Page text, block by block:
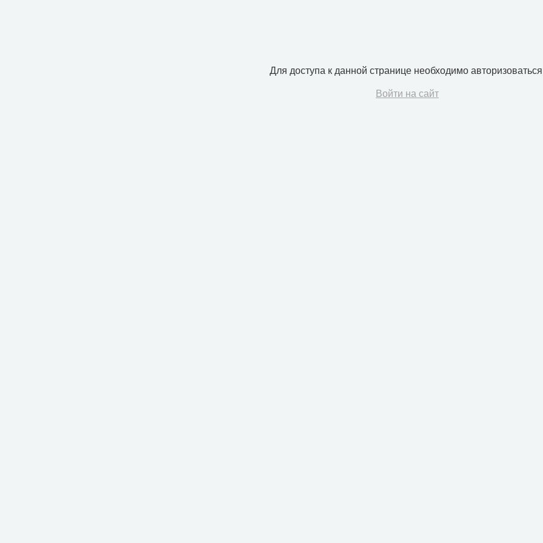
Для доступа к данной странице необходимо
Войти на сайт